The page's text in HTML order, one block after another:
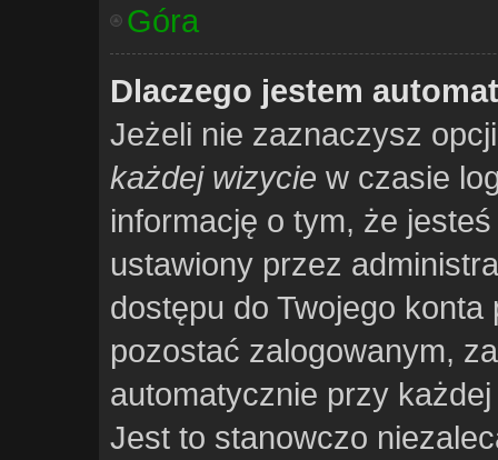
Góra
Dlaczego jestem
Jeżeli nie zaznaczysz
każdej wizycie w czasie
informację o tym, że
ustawiony przez
dostępu do Twojego
pozostać zalogowanym,
automatycznie przy
Jest to stanowczo